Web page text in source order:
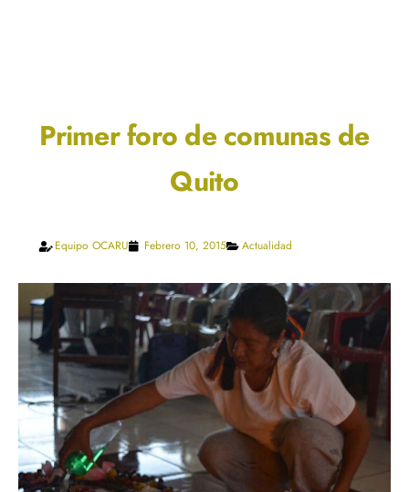
Primer foro de comunas de
Quito
Equipo OCARU Febrero 10, 2015 Actualidad